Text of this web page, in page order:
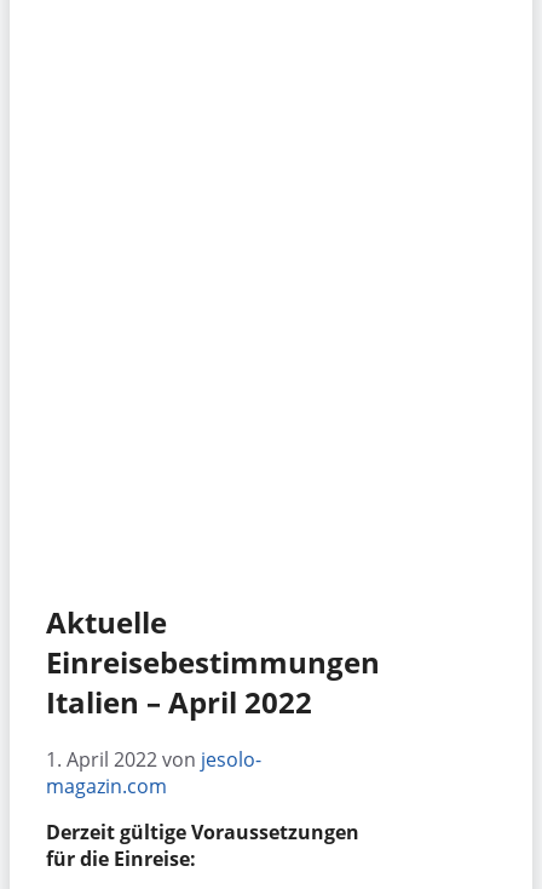
Aktuelle
Einreisebestimmungen
Italien – April 2022
1. April 2022von jesolo-
magazin.com
Derzeit gültige Voraussetzungen
für die Einreise: